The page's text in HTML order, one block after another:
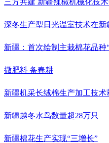
三方共建 新疆辣椒机械化技
深冬生产型日光温室技术在新
新疆：首次绘制主栽棉花品种
撒肥料 备春耕
新疆机采长绒棉生产加工技
新疆越冬水鸟数量超28万只
新疆棉花生产实现“三增长”